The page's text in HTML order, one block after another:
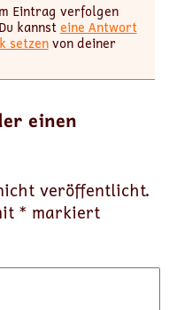
Eintrag verfolgen
kannsteine Antwort
setzenvon deiner
einen
veröffentlicht.
* markiert